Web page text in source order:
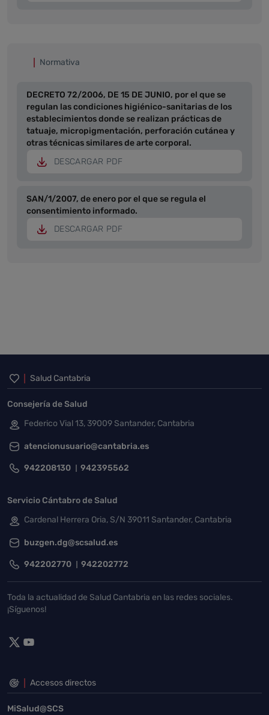
Normativa
DECRETO 72/2006, DE 15 DE JUNIO, por el que se
regulan las condiciones higiénico-sanitarias de los
establecimientos donde se realizan prácticas de
tatuaje, micropigmentación, perforación cutánea y
otras técnicas similares de arte corporal.
DESCARGAR PDF
SAN/1/2007, de enero por el que se regula el
consentimiento informado.
DESCARGAR PDF
Inicio del pie de página
Salud Cantabria
Consejería de Salud
Federico Vial 13, 39009 Santander, Cantabria
atencionusuario@cantabria.es
942208130 942395562
Servicio Cántabro de Salud
Cardenal Herrera Oria, S/N 39011 Santander, Cantabria
buzgen.dg@scsalud.es
942202770 942202772
Toda la actualidad de Salud Cantabria en las redes sociales.
¡Síguenos!
Accesos directos
MiSalud@SCS